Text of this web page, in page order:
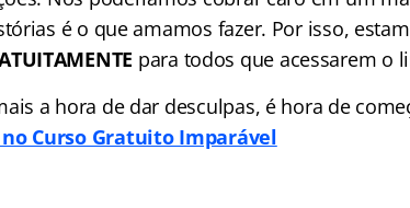
é o que amamos fazer. Por isso,
para todos que acessarem o
a hora de dar desculpas, é hora de
Curso Gratuito Imparável